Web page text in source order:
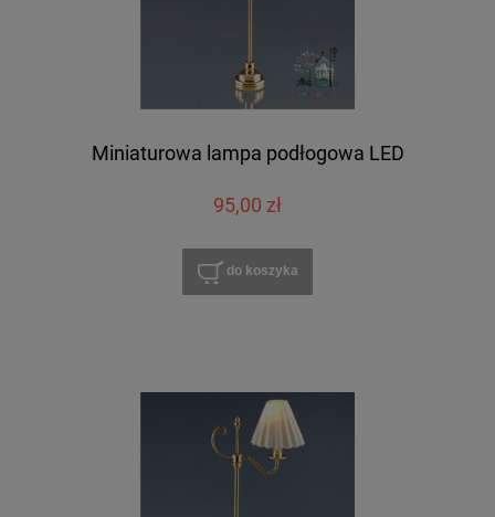
Miniaturowa lampa podłogowa LED
95,00 zł
do koszyka